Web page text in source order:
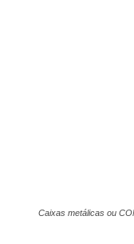
Caixas metálicas ou